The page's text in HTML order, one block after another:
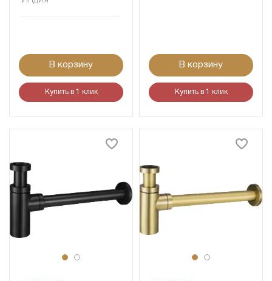
В корзину
Купить в 1 клик
В корзину
Купить в 1 клик